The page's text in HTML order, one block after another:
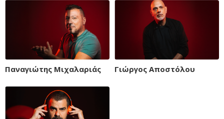
Παναγιώτης Μιχαλαριάς Γιώργος Αποστόλου